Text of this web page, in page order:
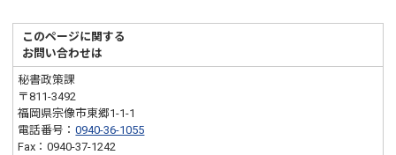
このページに関する
お問い合わせは
秘書政策課
〒811-3492
福岡県宗像市東郷1-1-1
電話番号：0940-36-1055
Fax：0940-37-1242